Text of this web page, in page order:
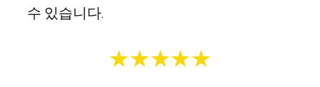
수 있습니다.
★★★★★